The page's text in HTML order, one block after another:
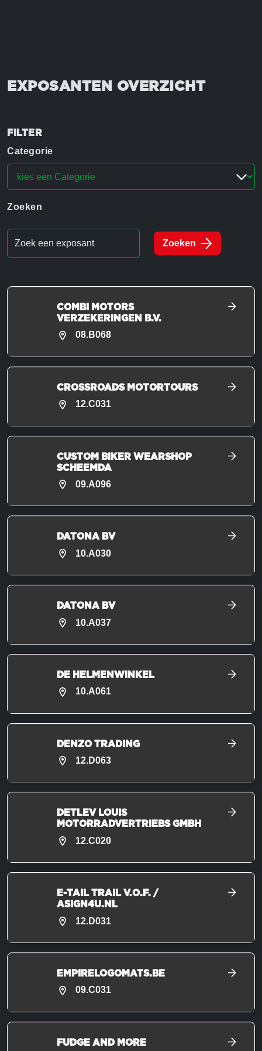
EXPOSANTEN OVERZICHT
FILTER
Categorie
Zoeken
Zoeken
COMBI MOTORS
VERZEKERINGEN B.V.
08.B068
CROSSROADS MOTORTOURS
12.C031
CUSTOM BIKER WEARSHOP
SCHEEMDA
09.A096
DATONA BV
10.A030
DATONA BV
10.A037
DE HELMENWINKEL
10.A061
DENZO TRADING
12.D063
DETLEV LOUIS
MOTORRADVERTRIEBS GMBH
12.C020
E-TAIL TRAIL V.O.F. /
ASIGN4U.NL
12.D031
EMPIRELOGOMATS.BE
09.C031
FUDGE AND MORE